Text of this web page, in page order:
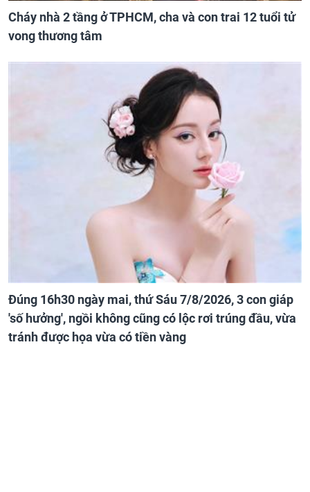
Cháy nhà 2 tầng ở TPHCM, cha và con trai 12 tuổi tử
vong thương tâm
Đúng 16h30 ngày mai, thứ Sáu 7/8/2026, 3 con giáp
'số hưởng', ngồi không cũng có lộc rơi trúng đầu, vừa
tránh được họa vừa có tiền vàng